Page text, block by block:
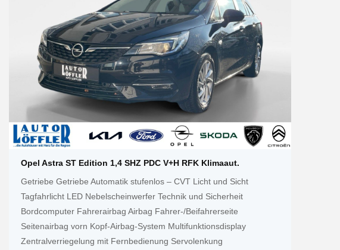
Opel Astra ST Edition 1,4 SHZ PDC V+h RFK Klimaaut.
Getriebe Getriebe Automatik stufenlos – CVT Licht und Sicht
Tagfahrlicht LED Nebelscheinwerfer Technik und Sicherheit
Bordcomputer Fahrerairbag Airbag Fahrer-/Beifahrerseite
Seitenairbag vorn Kopf-Airbag-System Multifunktionsdisplay
Zentralverriegelung mit Fernbedienung Servolenkung